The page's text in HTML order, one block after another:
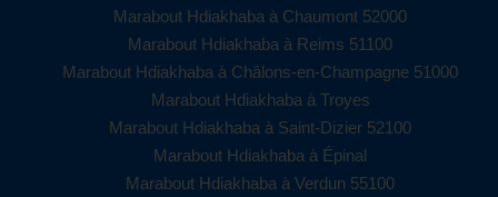
Marabout Hdiakhaba à Chaumont 52000
Marabout Hdiakhaba à Reims 51100
Marabout Hdiakhaba à Châlons-en-Champagne 51000
Marabout Hdiakhaba à Troyes
Marabout Hdiakhaba à Saint-Dizier 52100
Marabout Hdiakhaba à Épinal
Marabout Hdiakhaba à Verdun 55100